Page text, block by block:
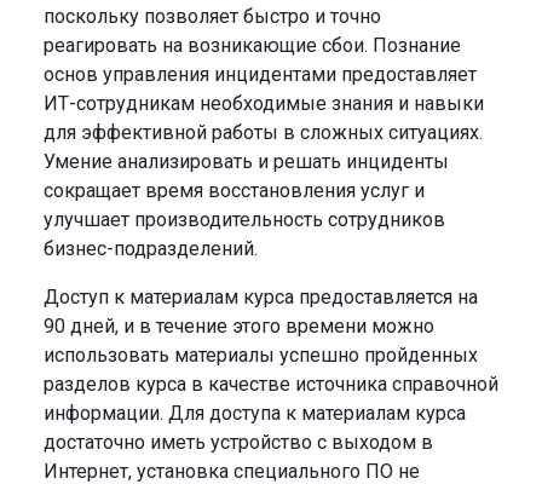
поскольку позволяет быстро и точно
реагировать на возникающие сбои. Познание
основ управления инцидентами предоставляет
ИТ-сотрудникам необходимые знания и навыки
для эффективной работы в сложных ситуациях.
Умение анализировать и решать инциденты
сокращает время восстановления услуг и
улучшает производительность сотрудников
бизнес-подразделений.
Доступ к материалам курса предоставляется на
90 дней, и в течение этого времени можно
использовать материалы успешно пройденных
разделов курса в качестве источника справочной
информации. Для доступа к материалам курса
достаточно иметь устройство с выходом в
Интернет, установка специального ПО не